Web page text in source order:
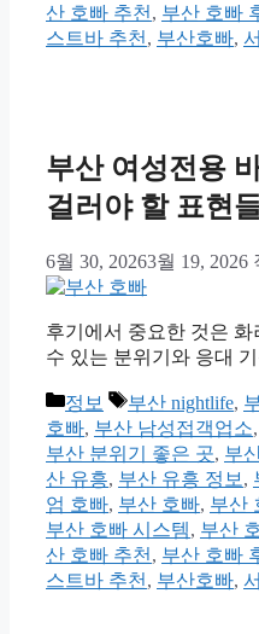
산 호빠 추천 , 부산 호빠
스트바 추천 , 부산호빠,
부산 여성전용
걸러야 할 표현
6월 30, 20263월 19, 2026
후기에서 중요한 것은
수 있는 분위기와 응대
카
테
고
리
정보
태
그
부산 nightlife,
호빠, 부산 남성접객업소,
부산 분위기 좋은 곳, 부
산 유흥, 부산 유흥 정보 ,
엄 호빠, 부산 호빠, 부산
부산 호빠 시스템, 부산
산 호빠 추천 , 부산 호빠
스트바 추천 , 부산호빠,